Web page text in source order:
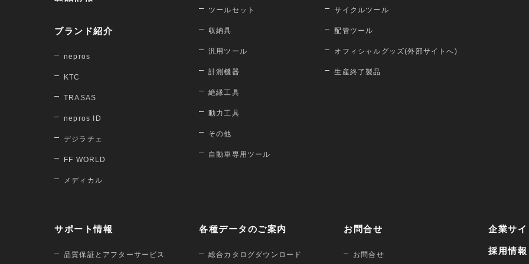
ブランド紹介
nepros
KTC
TRASAS
nepros ID
デジラチェ
FF WORLD
メディカル
ツールセット
収納具
汎用ツール
計測機器
絶縁工具
動力工具
その他
自動車専用ツール
サイクルツール
配管ツール
オフィシャルグッズ(外部サイトへ)
生産終了製品
サポート情報
品質保証とアフターサービス
各種データのご案内
総合カタログダウンロード
お問合せ
お問合せ
企業サイ
採用情報